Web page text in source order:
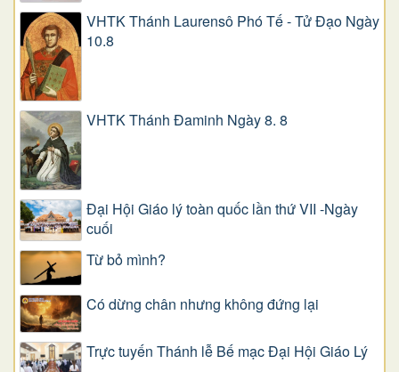
VHTK Thánh Laurensô Phó Tế - Tử Đạo Ngày
10.8
VHTK Thánh Đaminh Ngày 8. 8
Đại Hội Giáo lý toàn quốc lần thứ VII -Ngày
cuối
Từ bỏ mình?
Có dừng chân nhưng không đứng lại
Trực tuyến Thánh lễ Bế mạc Đại Hội Giáo Lý